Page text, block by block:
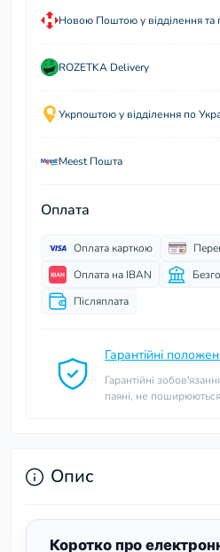
Новою Поштою у відділення та
ROZETKA Delivery
Укрпоштою у відділення по
Meest Пошта
Оплата
Оплата карткою
Оплата на IBAN
Післяплата
Гарантійні
Гарантійні
паяні, не поширюються
Опис
Коротко про